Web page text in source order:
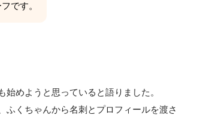
です。
めようと思っていると語りました。
ふくちゃんから名刺とプロフィールを渡さ